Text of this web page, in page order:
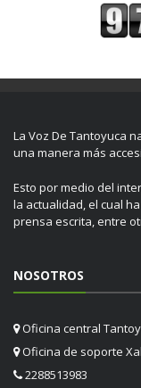
La Voz De Tantoyuca
una manera más
Esto por medio del
la actualidad, el cual
prensa escrita, entre
NOSOTROS
Oficina central
Oficina de soporte
2288513983